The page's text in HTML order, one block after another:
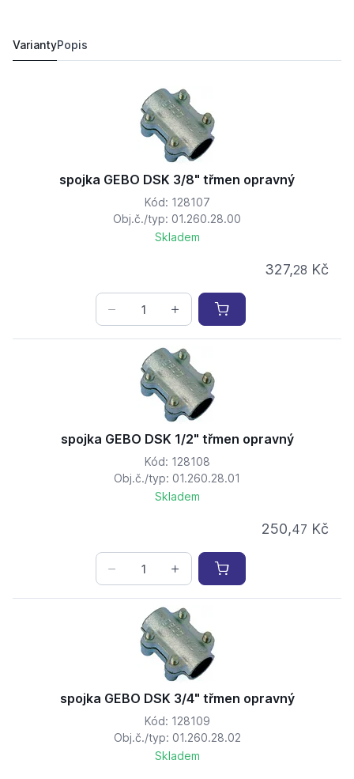
VariantyPopis
spojka GEBO DSK 3/8" třmen opravný
Kód: 128107
Obj.č./typ: 01.260.28.00
Skladem
327,28 Kč
spojka GEBO DSK 1/2" třmen opravný
Kód: 128108
Obj.č./typ: 01.260.28.01
Skladem
250,47 Kč
spojka GEBO DSK 3/4" třmen opravný
Kód: 128109
Obj.č./typ: 01.260.28.02
Skladem